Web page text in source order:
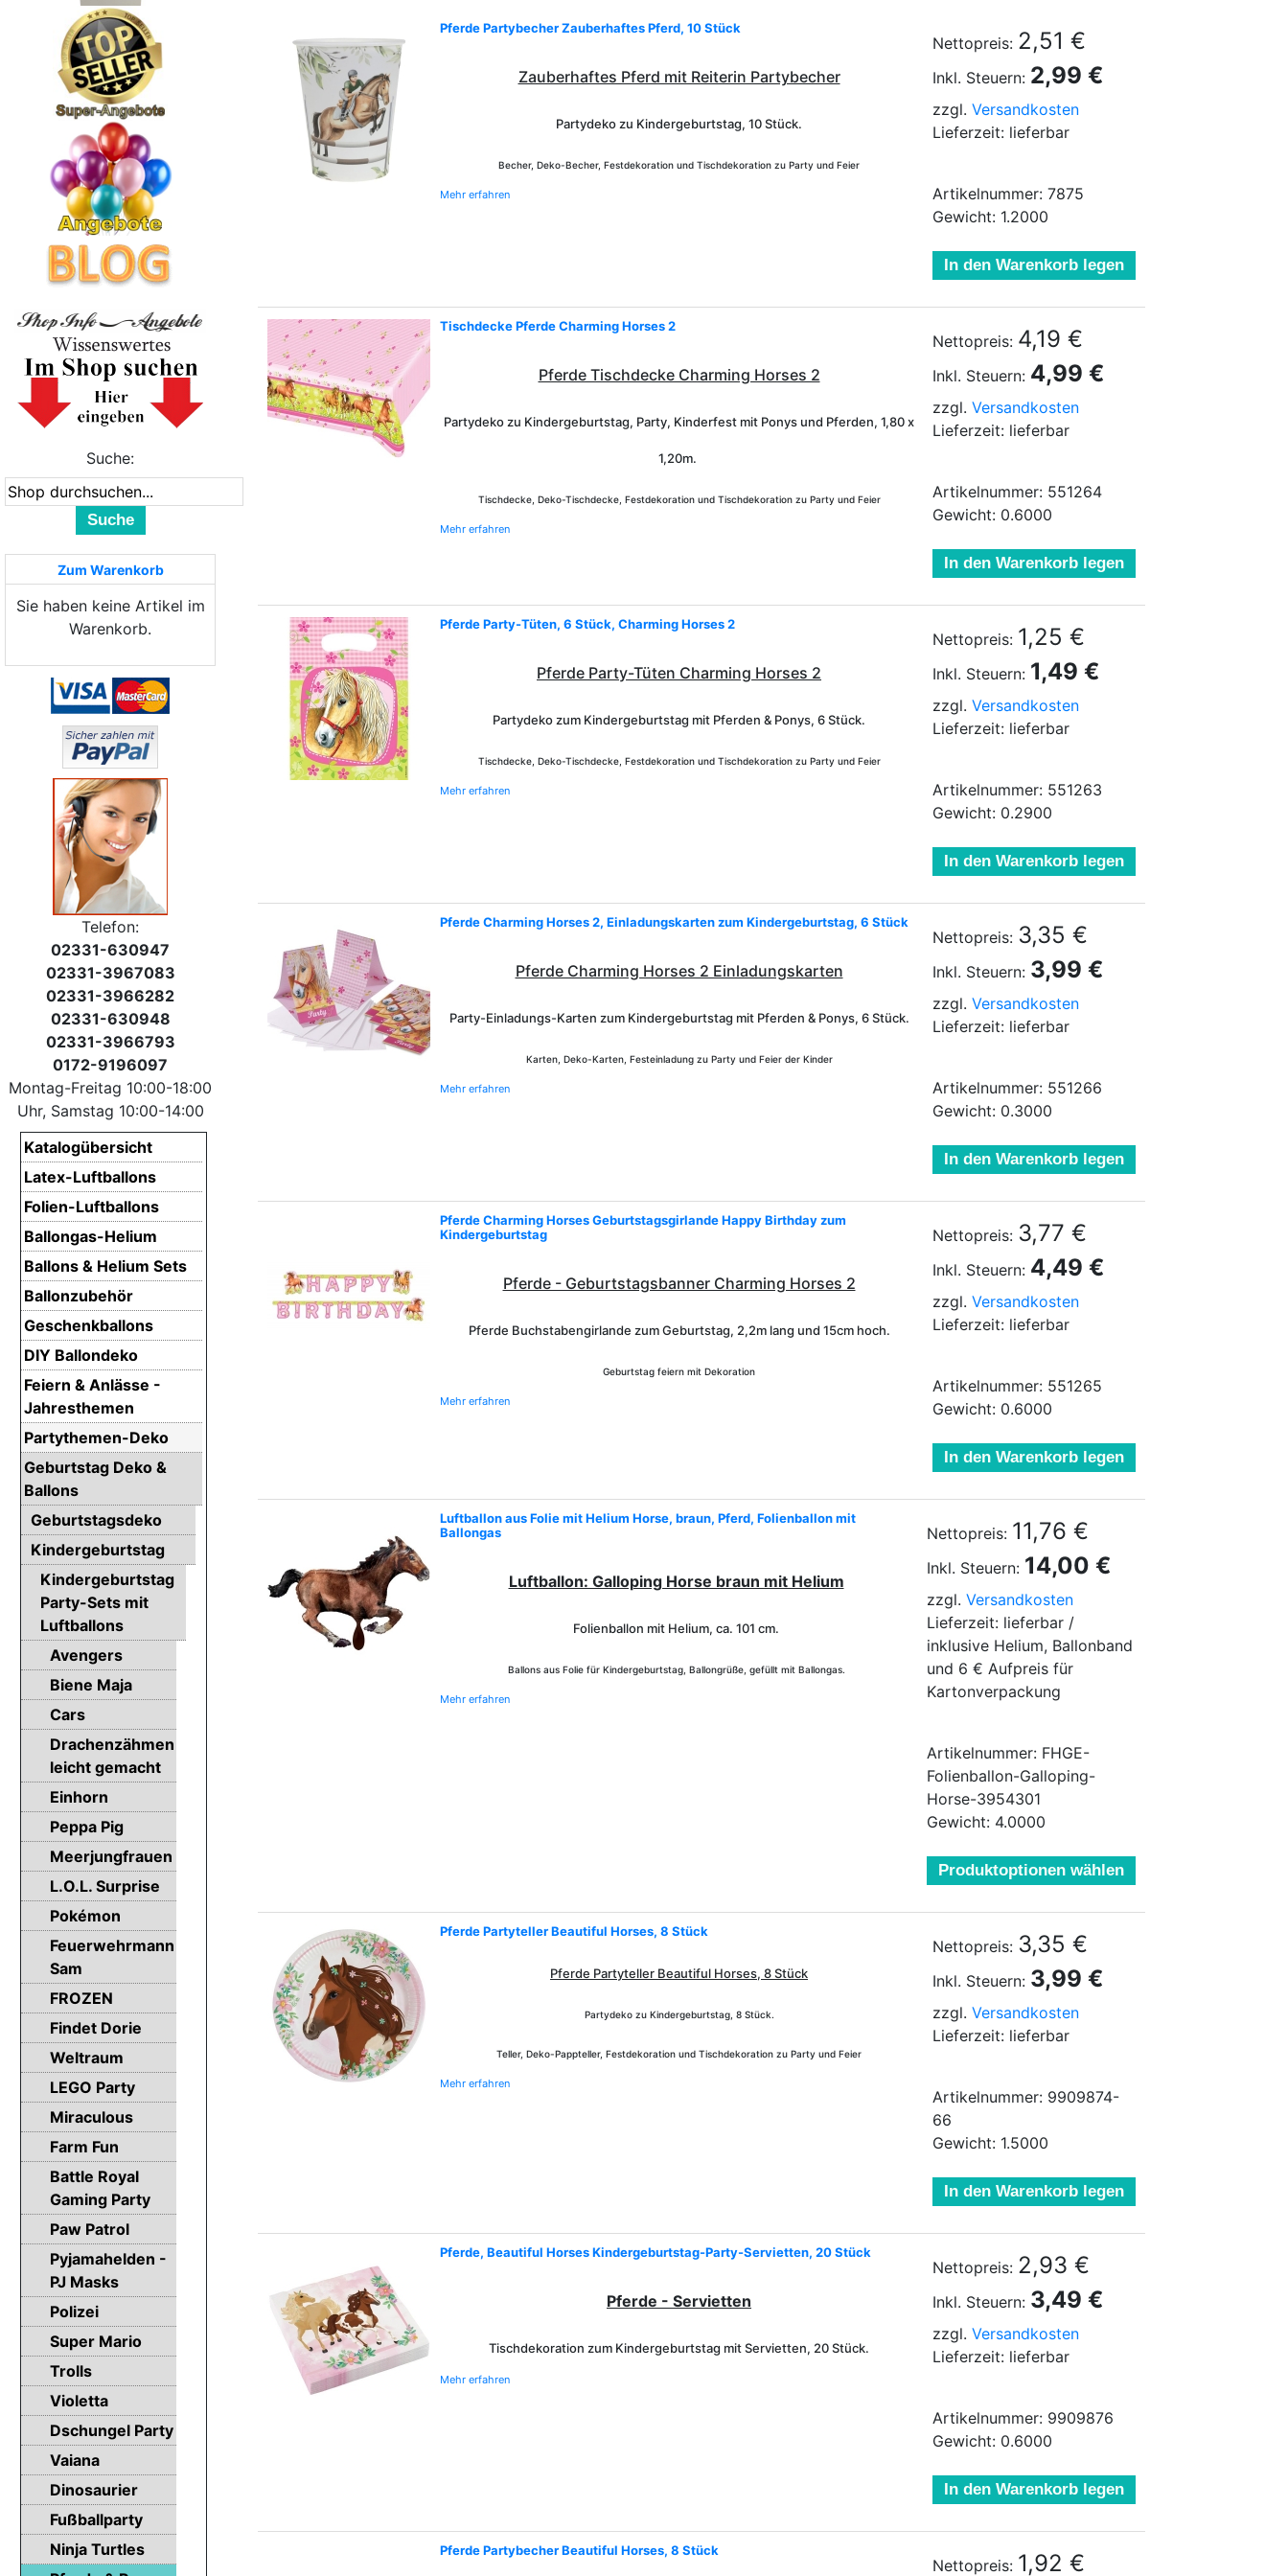
Pferde Partybecher Zauberhaftes Pferd, 10 Stück
Zauberhaftes Pferd mit Reiterin Partybecher
Partydeko zu Kindergeburtstag, 10 Stück.
Becher, Deko-Becher, Festdekoration und Tischdekoration zu Party und Feier
Mehr erfahren
Nettopreis: 2,51 €
Inkl. Steuern: 2,99 €
zzgl. Versandkosten
Lieferzeit: lieferbar
Artikelnummer: 7875
Gewicht: 1.2000
In den Warenkorb legen
Tischdecke Pferde Charming Horses 2
Pferde Tischdecke Charming Horses 2
Partydeko zu Kindergeburtstag, Party, Kinderfest mit Ponys und Pferden, 1,80 x
1,20m.
Tischdecke, Deko-Tischdecke, Festdekoration und Tischdekoration zu Party und Feier
Mehr erfahren
Nettopreis: 4,19 €
Inkl. Steuern: 4,99 €
zzgl. Versandkosten
Lieferzeit: lieferbar
Artikelnummer: 551264
Gewicht: 0.6000
In den Warenkorb legen
Pferde Party-Tüten, 6 Stück, Charming Horses 2
Pferde Party-Tüten Charming Horses 2
Partydeko zum Kindergeburtstag mit Pferden & Ponys, 6 Stück.
Tischdecke, Deko-Tischdecke, Festdekoration und Tischdekoration zu Party und Feier
Mehr erfahren
Nettopreis: 1,25 €
Inkl. Steuern: 1,49 €
zzgl. Versandkosten
Lieferzeit: lieferbar
Artikelnummer: 551263
Gewicht: 0.2900
In den Warenkorb legen
Pferde Charming Horses 2, Einladungskarten zum Kindergeburtstag, 6 Stück
Pferde Charming Horses 2 Einladungskarten
Party-Einladungs-Karten zum Kindergeburtstag mit Pferden & Ponys, 6 Stück.
Karten, Deko-Karten, Festeinladung zu Party und Feier der Kinder
Mehr erfahren
Nettopreis: 3,35 €
Inkl. Steuern: 3,99 €
zzgl. Versandkosten
Lieferzeit: lieferbar
Artikelnummer: 551266
Gewicht: 0.3000
In den Warenkorb legen
Pferde Charming Horses Geburtstagsgirlande Happy Birthday zum
Kindergeburtstag
Pferde - Geburtstagsbanner Charming Horses 2
Pferde Buchstabengirlande zum Geburtstag, 2,2m lang und 15cm hoch.
Geburtstag feiern mit Dekoration
Mehr erfahren
Nettopreis: 3,77 €
Inkl. Steuern: 4,49 €
zzgl. Versandkosten
Lieferzeit: lieferbar
Artikelnummer: 551265
Gewicht: 0.6000
In den Warenkorb legen
Luftballon aus Folie mit Helium Horse, braun, Pferd, Folienballon mit
Ballongas
Luftballon: Galloping Horse braun mit Helium
Folienballon mit Helium, ca. 101 cm.
Ballons aus Folie für Kindergeburtstag, Ballongrüße, gefüllt mit Ballongas.
Mehr erfahren
Nettopreis: 11,76 €
Inkl. Steuern: 14,00 €
zzgl. Versandkosten
Lieferzeit: lieferbar /
inklusive Helium, Ballonband
und 6 € Aufpreis für
Kartonverpackung
Artikelnummer: FHGE-
Folienballon-Galloping-
Horse-3954301
Gewicht: 4.0000
Produktoptionen wählen
Pferde Partyteller Beautiful Horses, 8 Stück
Pferde Partyteller Beautiful Horses, 8 Stück
Partydeko zu Kindergeburtstag, 8 Stück.
Teller, Deko-Pappteller, Festdekoration und Tischdekoration zu Party und Feier
Mehr erfahren
Nettopreis: 3,35 €
Inkl. Steuern: 3,99 €
zzgl. Versandkosten
Lieferzeit: lieferbar
Artikelnummer: 9909874-
66
Gewicht: 1.5000
In den Warenkorb legen
Pferde, Beautiful Horses Kindergeburtstag-Party-Servietten, 20 Stück
Pferde - Servietten
Tischdekoration zum Kindergeburtstag mit Servietten, 20 Stück.
Mehr erfahren
Nettopreis: 2,93 €
Inkl. Steuern: 3,49 €
zzgl. Versandkosten
Lieferzeit: lieferbar
Artikelnummer: 9909876
Gewicht: 0.6000
In den Warenkorb legen
Pferde Partybecher Beautiful Horses, 8 Stück
Nettopreis: 1,92 €
Suche:
Suche
Zum Warenkorb
Sie haben keine Artikel im
Warenkorb.
Telefon:
02331-630947
02331-3967083
02331-3966282
02331-630948
02331-3966793
0172-9196097
Montag-Freitag 10:00-18:00
Uhr, Samstag 10:00-14:00
Katalogübersicht
Latex-Luftballons
Folien-Luftballons
Ballongas-Helium
Ballons & Helium Sets
Ballonzubehör
Geschenkballons
DIY Ballondeko
Feiern & Anlässe -
Jahresthemen
Partythemen-Deko
Geburtstag Deko &
Ballons
Geburtstagsdeko
Kindergeburtstag
Kindergeburtstag
Party-Sets mit
Luftballons
Avengers
Biene Maja
Cars
Drachenzähmen
leicht gemacht
Einhorn
Peppa Pig
Meerjungfrauen
L.O.L. Surprise
Pokémon
Feuerwehrmann
Sam
FROZEN
Findet Dorie
Weltraum
LEGO Party
Miraculous
Farm Fun
Battle Royal
Gaming Party
Paw Patrol
Pyjamahelden -
PJ Masks
Polizei
Super Mario
Trolls
Violetta
Dschungel Party
Vaiana
Dinosaurier
Fußballparty
Ninja Turtles